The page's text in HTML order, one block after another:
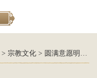
> 宗教文化 > 圆满意愿明王菩萨的由来